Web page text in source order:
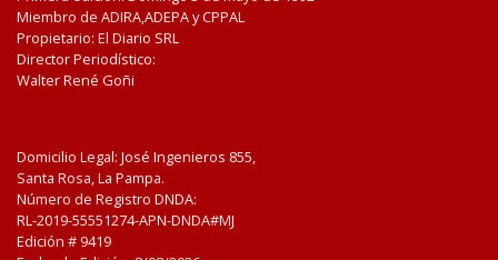
Miembro de ADIRA,ADEPA y CPPAL
Propietario: El Diario SRL
Director Periodístico:
Walter René Goñi
Domicilio Legal: José Ingenieros 855,
Santa Rosa, La Pampa.
Número de Registro DNDA:
RL-2019-55551274-APN-DNDA#MJ
Edición # 9419